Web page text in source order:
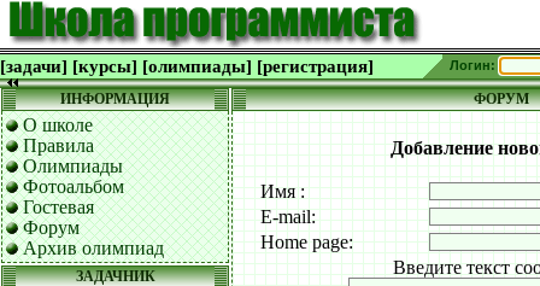
[задачи] [курсы] [олимпиады] [регистрация] Логин:
ИНФОРМАЦИЯ
О школе
Правила
Олимпиады
Фотоальбом
Гостевая
Форум
Архив олимпиад
ЗАДАЧНИК
ФОРУМ
Добавление
Имя :
E-mail:
Home page:
Введите текст